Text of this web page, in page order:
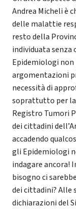
Andrea Micheli è
delle malattie
resto della
individuata senza
Epidemiologi non
argomentazioni
necessità di
soprattutto per la
Registro Tumori
dei cittadini
accadendo
gli Epidemiologi
indagare ancora!
bisogno ci
dei cittadini? Alle
dichiarazioni del